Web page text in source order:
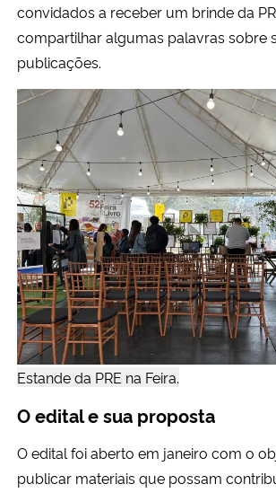
Secretaria de Governo
Advocacia-Geral da União
Banco Central do Brasil
Planalto
convidados a receber um brinde da
compartilhar algumas palavras sobre
publicações.
Estande da PRE na Feira.
O edital e sua proposta
O edital foi aberto em janeiro com o
publicar materiais que possam